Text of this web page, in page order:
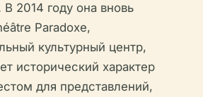
2014 году она вновь
Paradoxe,
культурный центр,
исторический характер
для представлений,